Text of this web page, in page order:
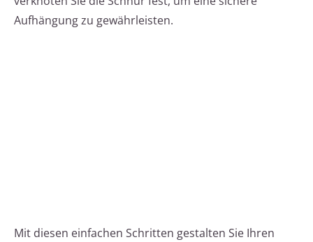
Aufhängung zu gewährleisten.
Mit diesen einfachen Schritten gestalten Sie Ihren